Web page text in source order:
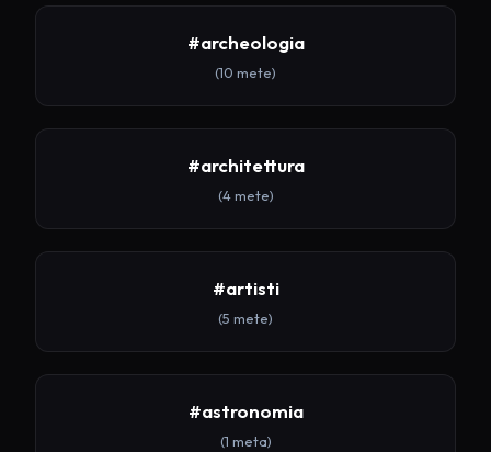
#archeologia
(10 mete)
#architettura
(4 mete)
#artisti
(5 mete)
#astronomia
(1 meta)